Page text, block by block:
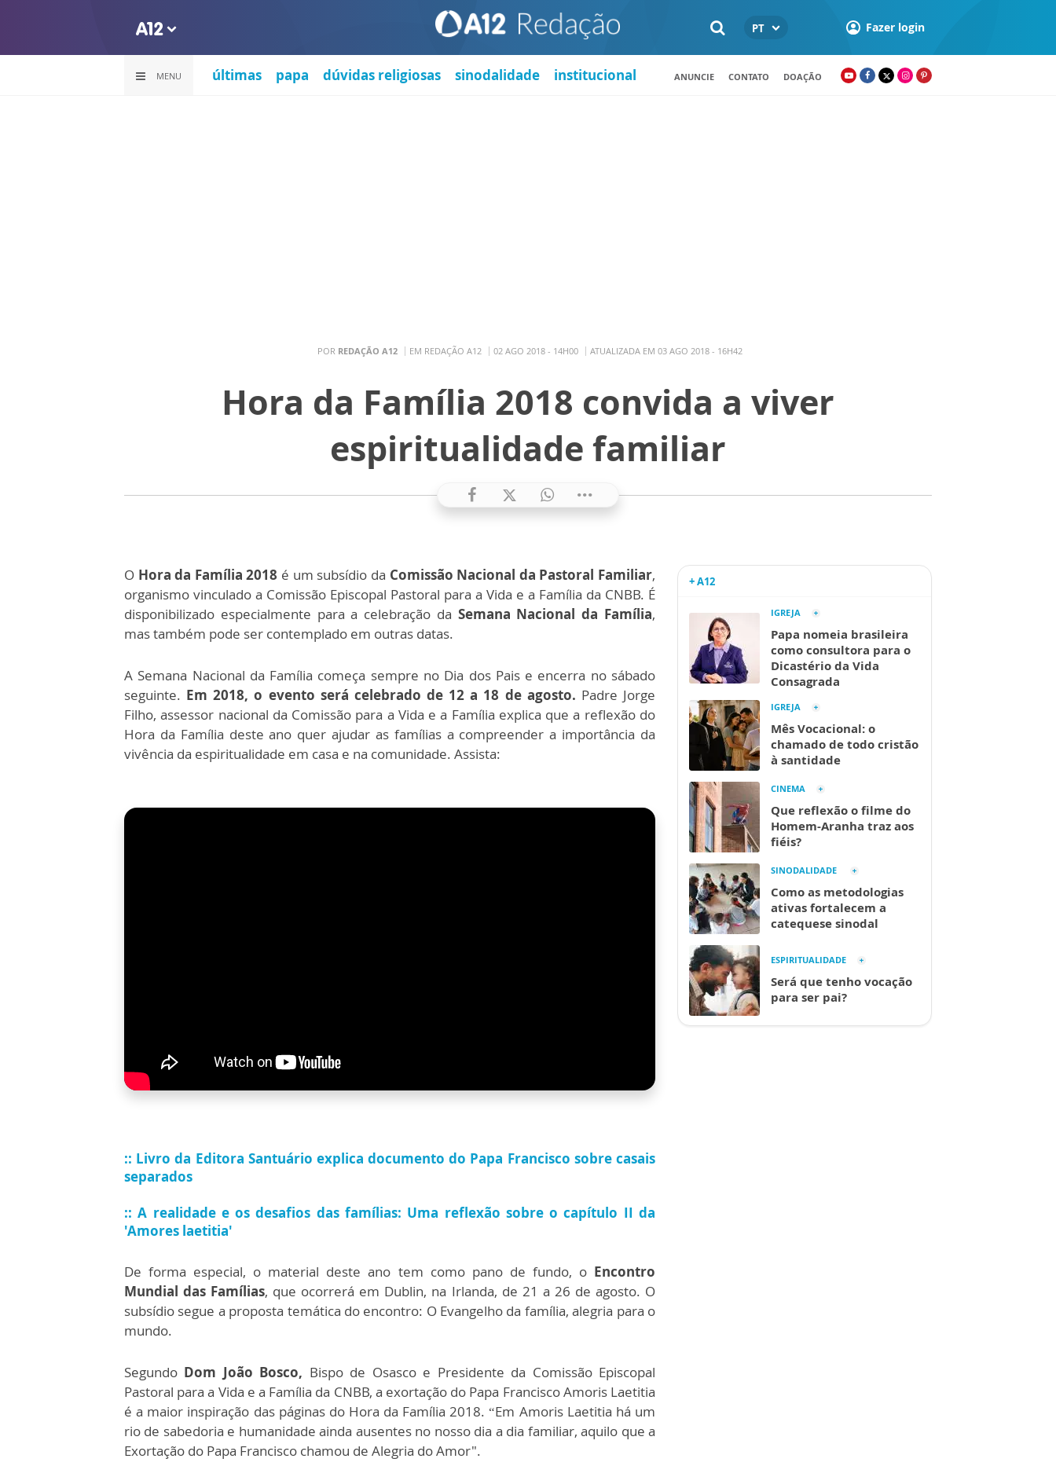
PT Fazer login
MENU últimas papa dúvidas religiosas sinodalidade institucional ANUNCIE CONTATO DOAÇÃO
POR REDAÇÃO A12 EM REDAÇÃO A12 02 AGO 2018 - 14H00 ATUALIZADA EM 03 AGO 2018 - 16H42
Hora da Família 2018 convida a viver
espiritualidade familiar
O Hora da Família 2018 é um subsídio da Comissão Nacional da Pastoral Familiar,
organismo vinculado a Comissão Episcopal Pastoral para a Vida e a Família da CNBB. É
disponibilizado especialmente para a celebração da Semana Nacional da Família,
mas também pode ser contemplado em outras datas.
A Semana Nacional da Família começa sempre no Dia dos Pais e encerra no sábado
seguinte. Em 2018, o evento será celebrado de 12 a 18 de agosto. Padre Jorge
Filho, assessor nacional da Comissão para a Vida e a Família explica que a reflexão do
Hora da Família deste ano quer ajudar as famílias a compreender a importância da
vivência da espiritualidade em casa e na comunidade. Assista:
:: Livro da Editora Santuário explica documento do Papa Francisco sobre casais
separados
:: A realidade e os desafios das famílias: Uma reflexão sobre o capítulo II da
'Amores laetitia'
De forma especial, o material deste ano tem como pano de fundo, o Encontro
Mundial das Famílias, que ocorrerá em Dublin, na Irlanda, de 21 a 26 de agosto. O
subsídio segue a proposta temática do encontro: O Evangelho da família, alegria para o
mundo.
Segundo Dom João Bosco, Bispo de Osasco e Presidente da Comissão Episcopal
Pastoral para a Vida e a Família da CNBB, a exortação do Papa Francisco Amoris Laetitia
é a maior inspiração das páginas do Hora da Família 2018. “Em Amoris Laetitia há um
rio de sabedoria e humanidade ainda ausentes no nosso dia a dia familiar, aquilo que a
Exortação do Papa Francisco chamou de Alegria do Amor".
+ A12
IGREJA
Papa nomeia brasileira
como consultora para o
Dicastério da Vida
Consagrada
IGREJA
Mês Vocacional: o
chamado de todo cristão
à santidade
CINEMA
Que reflexão o filme do
Homem-Aranha traz aos
fiéis?
SINODALIDADE
Como as metodologias
ativas fortalecem a
catequese sinodal
ESPIRITUALIDADE
Será que tenho vocação
para ser pai?